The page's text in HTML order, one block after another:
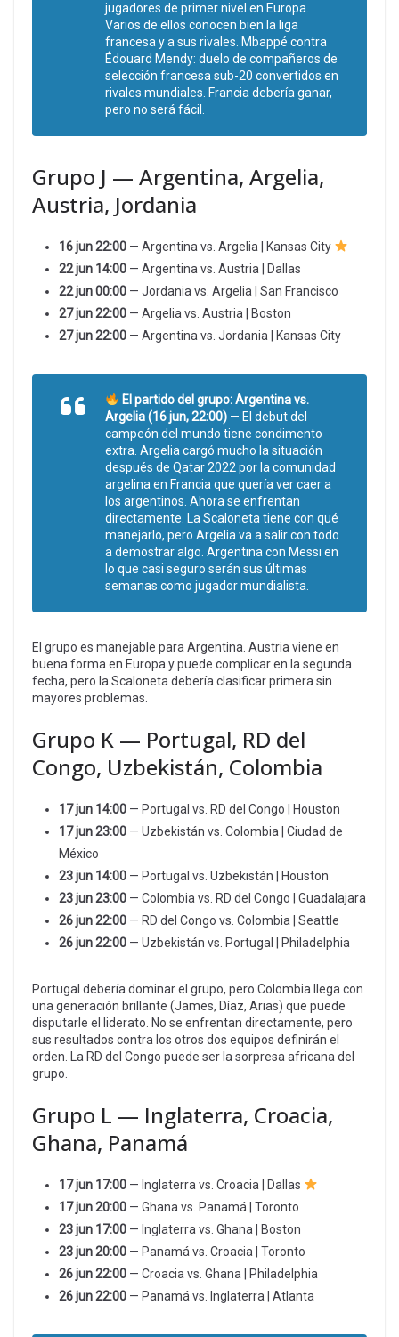
jugadores de primer nivel en Europa.
Varios de ellos conocen bien la liga
francesa y a sus rivales. Mbappé contra
Édouard Mendy: duelo de compañeros de
selección francesa sub-20 convertidos en
rivales mundiales. Francia debería ganar,
pero no será fácil.
Grupo J — Argentina, Argelia,
Austria, Jordania
16 jun 22:00 — Argentina vs. Argelia | Kansas City
22 jun 14:00 — Argentina vs. Austria | Dallas
22 jun 00:00 — Jordania vs. Argelia | San Francisco
27 jun 22:00 — Argelia vs. Austria | Boston
27 jun 22:00 — Argentina vs. Jordania | Kansas City
El partido del grupo: Argentina vs.
Argelia (16 jun, 22:00) — El debut del
campeón del mundo tiene condimento
extra. Argelia cargó mucho la situación
después de Qatar 2022 por la comunidad
argelina en Francia que quería ver caer a
los argentinos. Ahora se enfrentan
directamente. La Scaloneta tiene con qué
manejarlo, pero Argelia va a salir con todo
a demostrar algo. Argentina con Messi en
lo que casi seguro serán sus últimas
semanas como jugador mundialista.
El grupo es manejable para Argentina. Austria viene en
buena forma en Europa y puede complicar en la segunda
fecha, pero la Scaloneta debería clasificar primera sin
mayores problemas.
Grupo K — Portugal, RD del
Congo, Uzbekistán, Colombia
17 jun 14:00 — Portugal vs. RD del Congo | Houston
17 jun 23:00 — Uzbekistán vs. Colombia | Ciudad de
México
23 jun 14:00 — Portugal vs. Uzbekistán | Houston
23 jun 23:00 — Colombia vs. RD del Congo | Guadalajara
26 jun 22:00 — RD del Congo vs. Colombia | Seattle
26 jun 22:00 — Uzbekistán vs. Portugal | Philadelphia
Portugal debería dominar el grupo, pero Colombia llega con
una generación brillante (James, Díaz, Arias) que puede
disputarle el liderato. No se enfrentan directamente, pero
sus resultados contra los otros dos equipos definirán el
orden. La RD del Congo puede ser la sorpresa africana del
grupo.
Grupo L — Inglaterra, Croacia,
Ghana, Panamá
17 jun 17:00 — Inglaterra vs. Croacia | Dallas
17 jun 20:00 — Ghana vs. Panamá | Toronto
23 jun 17:00 — Inglaterra vs. Ghana | Boston
23 jun 20:00 — Panamá vs. Croacia | Toronto
26 jun 22:00 — Croacia vs. Ghana | Philadelphia
26 jun 22:00 — Panamá vs. Inglaterra | Atlanta